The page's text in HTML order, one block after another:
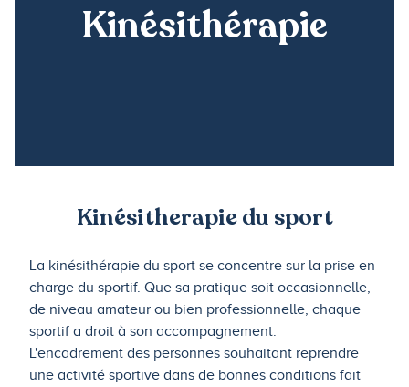
Kinésithérapie
Kinésitherapie du sport
La kinésithérapie du sport se concentre sur la prise en
charge du sportif. Que sa pratique soit occasionnelle,
de niveau amateur ou bien professionnelle, chaque
sportif a droit à son accompagnement.
L'encadrement des personnes souhaitant reprendre
une activité sportive dans de bonnes conditions fait